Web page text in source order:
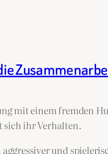
mit einem fremden
ihr Verhalten.
aggressiver und